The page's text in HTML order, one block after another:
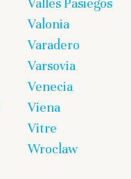
Valles Pasiegos
Valonia
Varadero
Varsovia
Venecia
Viena
Vitre
Wroclaw